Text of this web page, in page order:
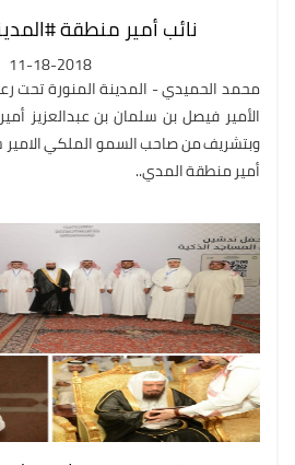
نائب أمير منطقة
11-18-2018
محمد الحميدي - المدينة المنورة تحت
الأمير فيصل بن سلمان بن عبدالعزيز
وبتشريف من صاحب السمو الملكي الامير
أمير منطقة المدي..